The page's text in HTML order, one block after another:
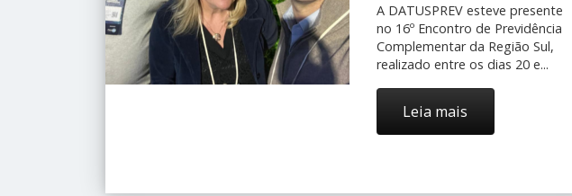
A DATUSPREV esteve presente
no 16º Encontro de Previdência
Complementar da Região Sul,
realizado entre os dias 20 e...
Leia mais